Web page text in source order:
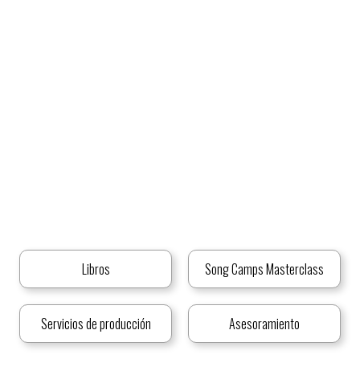
Libros Song Camps Masterclass
Servicios de producción Asesoramiento